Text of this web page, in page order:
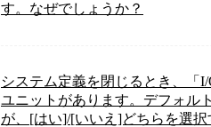
す。なぜでしょうか？
システム定義を閉じるとき、「
ユニットがあります。デフォル
が、[はい]/[いいえ]どちらを選択